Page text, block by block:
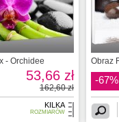
- Orchidee
53,66 zł
162,60 zł
KILKA
ROZMIARÓW
Obraz
-67%